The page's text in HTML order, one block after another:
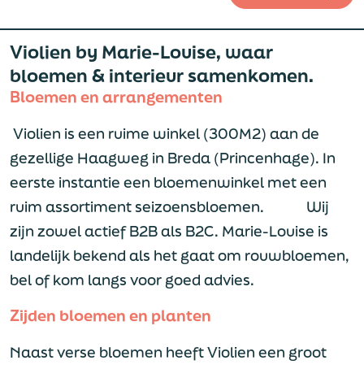
Violien by Marie-Louise, waar
bloemen & interieur samenkomen.
Bloemen en arrangementen
Violien is een ruime winkel (300M2) aan de
gezellige Haagweg in Breda (Princenhage). In
eerste instantie een bloemenwinkel met een
ruim assortiment seizoensbloemen. Wij
zijn zowel actief B2B als B2C. Marie-Louise is
landelijk bekend als het gaat om rouwbloemen,
bel of kom langs voor goed advies.
Zijden bloemen en planten
Naast verse bloemen heeft Violien een groot